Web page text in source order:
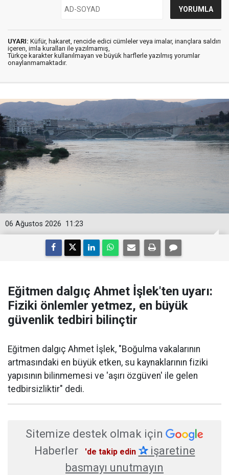
UYARI: Küfür, hakaret, rencide edici cümleler veya imalar, inançlara saldırı
içeren, imla kuralları ile yazılmamış,
Türkçe karakter kullanılmayan ve büyük harflerle yazılmış yorumlar
onaylanmamaktadır.
11:23
06 Ağustos 2026
Eğitmen dalgıç Ahmet İşlek'ten uyarı:
Fiziki önlemler yetmez, en büyük
güvenlik tedbiri bilinçtir
Eğitmen dalgıç Ahmet İşlek, "Boğulma vakalarının
artmasındaki en büyük etken, su kaynaklarının fiziki
yapısının bilinmemesi ve 'aşırı özgüven' ile gelen
tedbirsizliktir" dedi.
Sitemize destek olmak için
Haberler
'de takip edin ✰işaretine
basmayı unutmayın